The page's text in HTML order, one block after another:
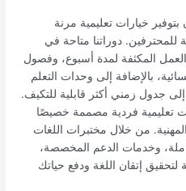
خيارات تعليمية مرنة
للمحترفين. دوراتنا متاحة في
المكثفة لمدة أسبوع، وفصول
بالإضافة إلى وحدات التعلم
إلى جدول زمني أكثر قابلية للتكيف.
تعليمية فردية مصممة خصيصًا
المهنية. من خلال مختبرات اللغات
وخدمات الدعم المخصصة،
إتقان اللغة ودفع حياتك